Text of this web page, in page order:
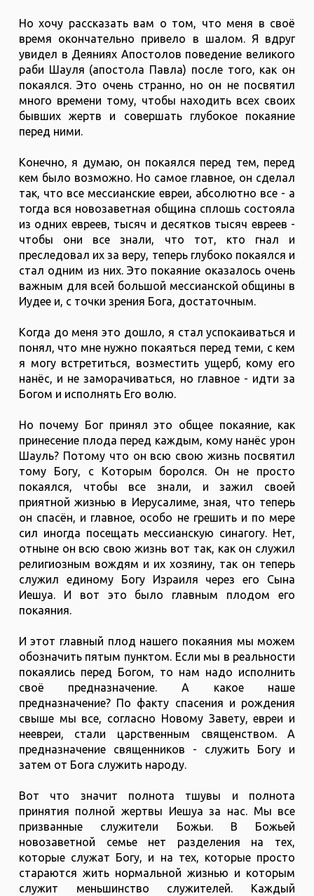
Но хочу рассказать вам о том, что меня в своё
время окончательно привело в шалом. Я вдруг
увидел в Деяниях Апостолов поведение великого
раби Шауля (апостола Павла) после того, как он
покаялся. Это очень странно, но он не посвятил
много времени тому, чтобы находить всех своих
бывших жертв и совершать глубокое покаяние
перед ними.
Конечно, я думаю, он покаялся перед тем, перед
кем было возможно. Но самое главное, он сделал
так, что все мессианские евреи, абсолютно все - а
тогда вся новозаветная община сплошь состояла
из одних евреев, тысяч и десятков тысяч евреев -
чтобы они все знали, что тот, кто гнал и
преследовал их за веру, теперь глубоко покаялся и
стал одним из них. Это покаяние оказалось очень
важным для всей большой мессианской общины в
Иудее и, с точки зрения Бога, достаточным.
Когда до меня это дошло, я стал успокаиваться и
понял, что мне нужно покаяться перед теми, с кем
я могу встретиться, возместить ущерб, кому его
нанёс, и не заморачиваться, но главное - идти за
Богом и исполнять Его волю.
Но почему Бог принял это общее покаяние, как
принесение плода перед каждым, кому нанёс урон
Шауль? Потому что он всю свою жизнь посвятил
тому Богу, с Которым боролся. Он не просто
покаялся, чтобы все знали, и зажил своей
приятной жизнью в Иерусалиме, зная, что теперь
он спасён, и главное, особо не грешить и по мере
сил иногда посещать мессианскую синагогу. Нет,
отныне он всю свою жизнь вот так, как он служил
религиозным вождям и их хозяину, так он теперь
служил единому Богу Израиля через его Сына
Иешуа. И вот это было главным плодом его
покаяния.
И этот главный плод нашего покаяния мы можем
обозначить пятым пунктом. Если мы в реальности
покаялись перед Богом, то нам надо исполнить
своё предназначение. А какое наше
предназначение? По факту спасения и рождения
свыше мы все, согласно Новому Завету, евреи и
неевреи, стали царственным священством. А
предназначение священников - служить Богу и
затем от Бога служить народу.
Вот что значит полнота тшувы и полнота
принятия полной жертвы Иешуа за нас. Мы все
призванные служители Божьи. В Божьей
новозаветной семье нет разделения на тех,
которые служат Богу, и на тех, которые просто
стараются жить нормальной жизнью и которым
служит меньшинство служителей. Каждый